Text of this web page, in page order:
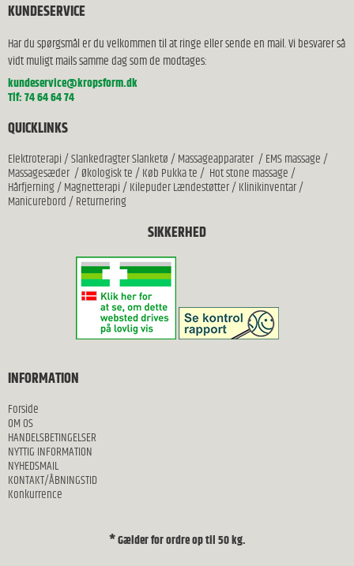
KUNDESERVICE
Har du spørgsmål er du velkommen til at ringe eller sende en mail. Vi besvarer så
vidt muligt mails samme dag som de modtages:
kundeservice@kropsform.dk
Tlf: 74 64 64 74
QUICKLINKS
Elektroterapi/Slankedragter Slanketø/Massageapparater/EMS massage/
Massagesæder/Økologisk te/Køb Pukka te/ Hot stone massage/
Hårfjerning/Magnetterapi/Kilepuder Lændestøtter/Klinikinventar/
Manicurebord/Returnering
SIKKERHED
INFORMATION
Forside
OM OS
HANDELSBETINGELSER
NYTTIG INFORMATION
NYHEDSMAIL
KONTAKT/ÅBNINGSTID
Konkurrence
* Gælder for ordre op til 50 kg.